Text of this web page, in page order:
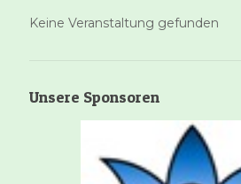
Keine Veranstaltung gefunden
Unsere Sponsoren